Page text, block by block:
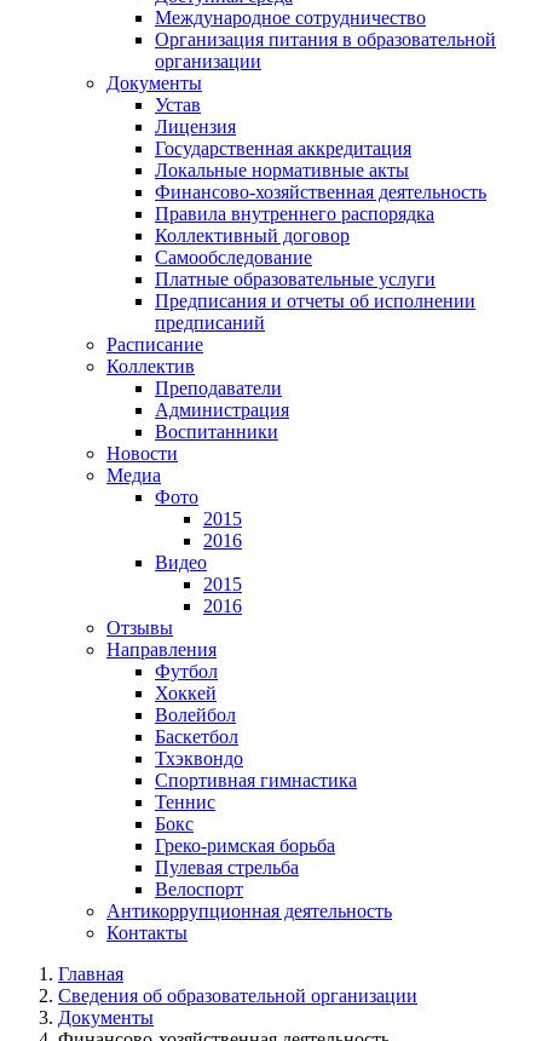
Международное сотрудничество
Организация питания в образовательной
организации
Документы
Устав
Лицензия
Государственная аккредитация
Локальные нормативные акты
Финансово-хозяйственная деятельность
Правила внутреннего распорядка
Коллективный договор
Самообследование
Платные образовательные услуги
Предписания и отчеты об исполнении
предписаний
Расписание
Коллектив
Преподаватели
Администрация
Воспитанники
Новости
Медиа
Фото
2015
2016
Видео
2015
2016
Отзывы
Направления
Футбол
Хоккей
Волейбол
Баскетбол
Тхэквондо
Спортивная гимнастика
Теннис
Бокс
Греко-римская борьба
Пулевая стрельба
Велоспорт
Антикоррупционная деятельность
Контакты
Главная
Сведения об образовательной организации
Документы